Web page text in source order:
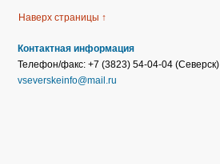
Наверх страницы ↑
Контактная информация
Телефон/факс: +7 (3823) 54-04-04 (Северск)
vseverskeinfo@mail.ru